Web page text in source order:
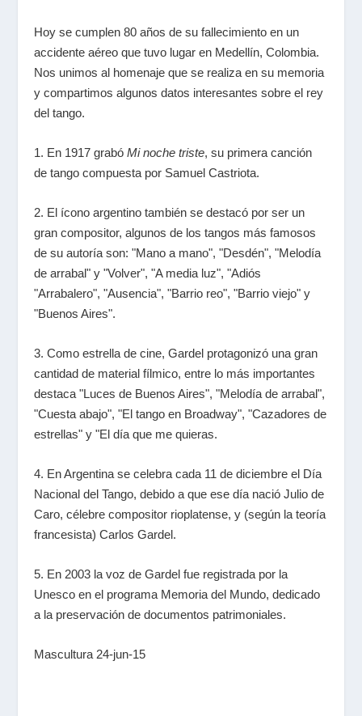
Hoy se cumplen 80 años de su fallecimiento en un
accidente aéreo que tuvo lugar en Medellín, Colombia.
Nos unimos al homenaje que se realiza en su memoria
y compartimos algunos datos interesantes sobre el rey
del tango.
1. En 1917 grabóMi noche triste, su primera canción
de tango compuesta por Samuel Castriota.
2. El ícono argentino también se destacó por ser un
gran compositor, algunos de los tangos más famosos
de su autoría son: "Mano a mano", "Desdén", "Melodía
de arrabal" y "Volver", "A media luz", "Adiós
"Arrabalero", "Ausencia", "Barrio reo", "Barrio viejo" y
"Buenos Aires".
3. Como estrella de cine, Gardel protagonizó una gran
cantidad de material fílmico, entre lo más importantes
destaca "Luces de Buenos Aires", "Melodía de arrabal",
"Cuesta abajo", "El tango en Broadway", "Cazadores de
estrellas" y "El día que me quieras.
4. En Argentina se celebra cada 11 de diciembre el Día
Nacional del Tango, debido a que ese día nació Julio de
Caro, célebre compositor rioplatense, y (según la teoría
francesista) Carlos Gardel.
5. En 2003 la voz de Gardel fue registrada por la
Unesco en el programa Memoria del Mundo, dedicado
a la preservación de documentos patrimoniales.
Mascultura 24-jun-15